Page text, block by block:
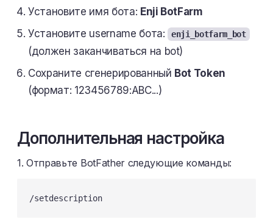
Установите имя бота: Enji BotFarm
Установите username бота:
enji_botfarm_bot
(должен заканчиваться на bot)
Сохраните сгенерированный Bot Token
(формат: 123456789:ABC...)
Дополнительная настройка
1. Отправьте BotFather следующие команды:
/setdescription